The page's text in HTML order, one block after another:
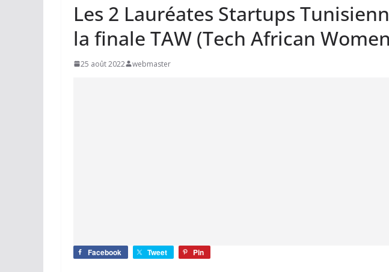
Les 2 Lauréates Startups
la finale TAW (Tech African
25 août 2022 webmaster
Facebook Tweet Pin